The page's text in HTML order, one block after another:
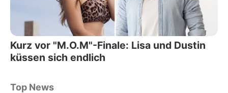
Kurz vor "M.O.M"-Finale: Lisa und Dustin
küssen sich endlich
Top News